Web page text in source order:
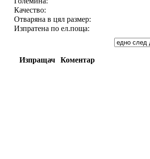
Качество:
Отваряна в цял размер:
Изпратена по ел.поща:
Изпращач Коментар